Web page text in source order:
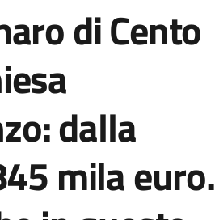
di Cento
dalla
mila euro.